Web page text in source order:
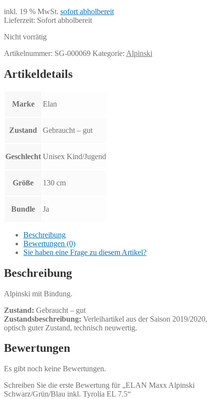
inkl. 19 % MwSt. sofort abholbereit
Lieferzeit: Sofort abholbereit
Nicht vorrätig
Artikelnummer: SG-000069 Kategorie: Alpinski
Artikeldetails
Marke Elan
Zustand Gebraucht – gut
Geschlecht Unisex Kind/Jugend
Größe 130 cm
Bundle Ja
Beschreibung
Bewertungen (0)
Sie haben eine Frage zu diesem Artikel?
Beschreibung
Alpinski mit Bindung.
Zustand: Gebraucht – gut
Zustandsbeschreibung: Verleihartikel aus der Saison 2019/2020,
optisch guter Zustand, technisch neuwertig.
Bewertungen
Es gibt noch keine Bewertungen.
Schreiben Sie die erste Bewertung für „ELAN Maxx Alpinski
Schwarz/Grün/Blau inkl. Tyrolia EL 7.5“